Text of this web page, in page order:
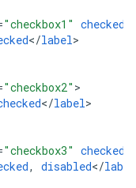
"checkbox1" checked
</label>
"checkbox2"
</label>
"checkbox3" checked
, disabled</label